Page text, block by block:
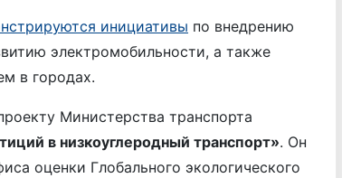
инициативы по внедрению
электромобильности, а также
в городах.
Министерства транспорта
в низкоуглеродный транспорт». Он
оценки Глобального экологического